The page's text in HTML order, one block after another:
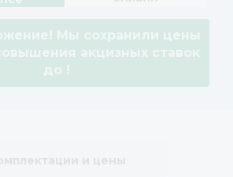
Мы сохранили цены
акцизных ставок
до !